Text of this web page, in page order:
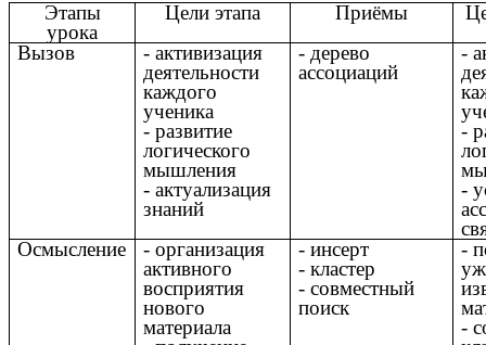
Этапы
урока
Цели этапа Приёмы
Вызов
- активизация
деятельности
каждого
ученика
- развитие
логического
мышления
- актуализация
знаний
- дерево
ассоциаций
-
-
-
Осмысление
- организация
активного
восприятия
нового
материала
- инсерт
- кластер
- совместный
поиск
-
-